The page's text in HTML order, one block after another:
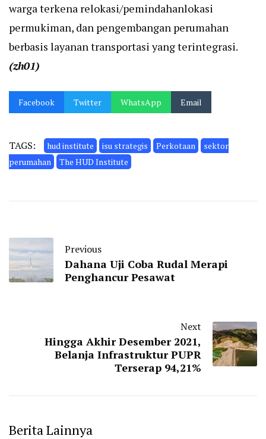
warga terkena relokasi/pemindahanlokasi
permukiman, dan pengembangan perumahan
berbasis layanan transportasi yang terintegrasi.
(zh01)
Facebook Twitter WhatsApp Email
TAGS: hud institute isu strategis Perkotaan
sektor
perumahan
The HUD Institute
Previous
Dahana Uji Coba Rudal Merapi
Penghancur Pesawat
Next
Hingga Akhir Desember 2021,
Belanja Infrastruktur PUPR
Terserap 94,21%
Berita Lainnya